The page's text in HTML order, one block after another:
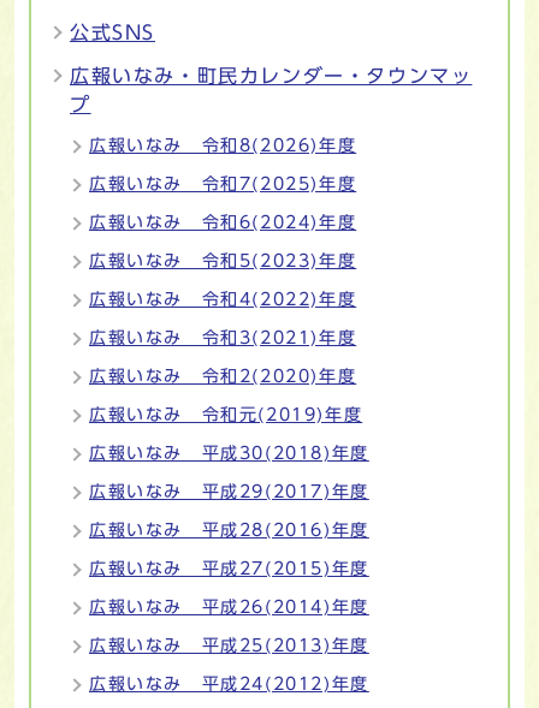
公式SNS
広報いなみ・町民カレンダー・タウンマッ
プ
広報いなみ 令和8(2026)年度
広報いなみ 令和7(2025)年度
広報いなみ 令和6(2024)年度
広報いなみ 令和5(2023)年度
広報いなみ 令和4(2022)年度
広報いなみ 令和3(2021)年度
広報いなみ 令和2(2020)年度
広報いなみ 令和元(2019)年度
広報いなみ 平成30(2018)年度
広報いなみ 平成29(2017)年度
広報いなみ 平成28(2016)年度
広報いなみ 平成27(2015)年度
広報いなみ 平成26(2014)年度
広報いなみ 平成25(2013)年度
広報いなみ 平成24(2012)年度